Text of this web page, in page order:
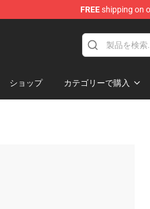
FREEshipping on
ショップ カテゴリーで購入